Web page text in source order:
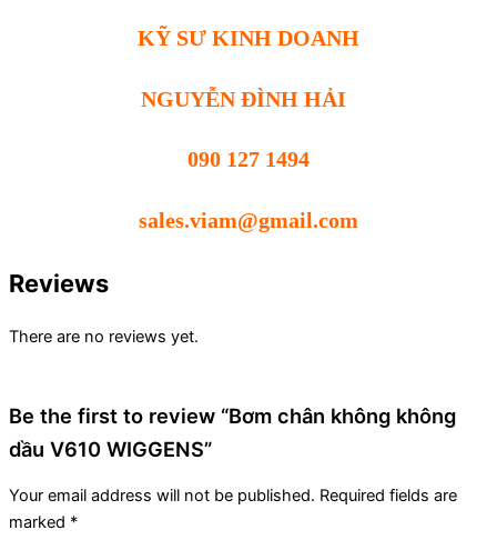
KỸ SƯ KINH DOANH
NGUYỄN ĐÌNH HẢI
090 127 1494
sales.viam@gmail.com
Reviews
There are no reviews yet.
Be the first to review “Bơm chân không không
dầu V610 WIGGENS”
Your email address will not be published. Required fields are
marked *